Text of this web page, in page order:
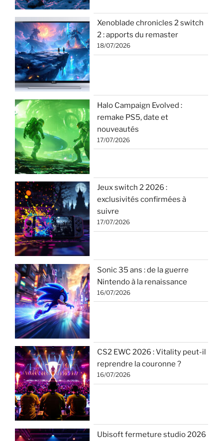
Xenoblade chronicles 2 switch
2 : apports du remaster
18/07/2026
Halo Campaign Evolved :
remake PS5, date et
nouveautés
17/07/2026
Jeux switch 2 2026 :
exclusivités confirmées à
suivre
17/07/2026
Sonic 35 ans : de la guerre
Nintendo à la renaissance
16/07/2026
CS2 EWC 2026 : Vitality peut-il
reprendre la couronne ?
16/07/2026
Ubisoft fermeture studio 2026